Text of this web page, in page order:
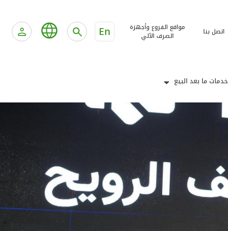
اتصل بنا
مواقع الفروع وأجهزة
الصرف الآلي
En
خدمات ما بعد البيع